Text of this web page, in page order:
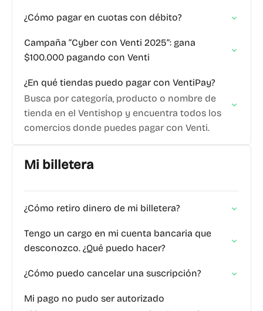
¿Cómo pagar en cuotas con débito?
Campaña “Cyber con Venti 2025”: gana
$100.000 pagando con Venti
¿En qué tiendas puedo pagar con VentiPay?
Busca por categoría, producto o nombre de
tienda en el Ventishop y encuentra todos los
comercios donde puedes pagar con Venti.
Mi billetera
¿Cómo retiro dinero de mi billetera?
Tengo un cargo en mi cuenta bancaria que
desconozco. ¿Qué puedo hacer?
¿Cómo puedo cancelar una suscripción?
Mi pago no pudo ser autorizado